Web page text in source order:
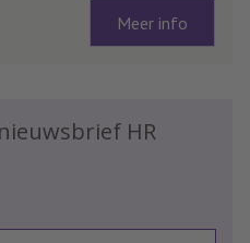
Meer info
HR